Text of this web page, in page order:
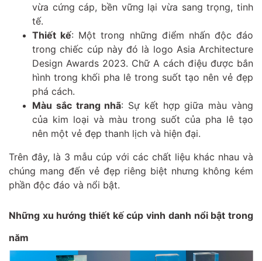
vừa cứng cáp, bền vững lại vừa sang trọng, tinh
tế.
Thiết kế: Một trong những điểm nhấn độc đáo
trong chiếc cúp này đó là logo Asia Architecture
Design Awards 2023. Chữ A cách điệu được bắn
hình trong khối pha lê trong suốt tạo nên vẻ đẹp
phá cách.
Màu sắc trang nhã: Sự kết hợp giữa màu vàng
của kim loại và màu trong suốt của pha lê tạo
nên một vẻ đẹp thanh lịch và hiện đại.
Trên đây, là 3 mẫu cúp với các chất liệu khác nhau và
chúng mang đến vẻ đẹp riêng biệt nhưng không kém
phần độc đáo và nổi bật.
Những xu hướng thiết kế cúp vinh danh nổi bật trong
năm